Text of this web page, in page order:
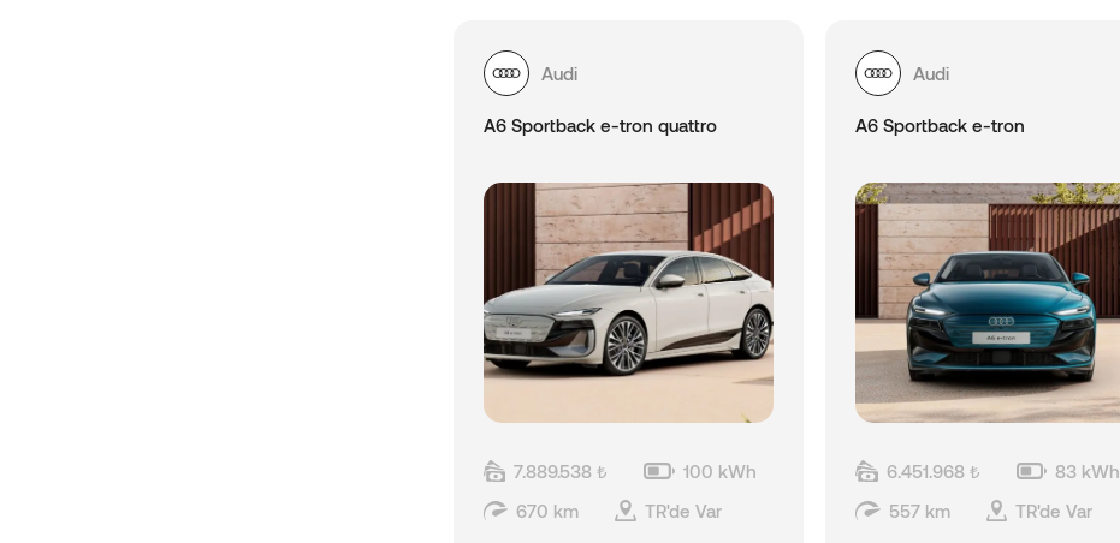
Audi
A6 Sportback e-tron quattro
7.889.538 ₺
100 kWh
670 km
TR'de Var
Audi
A6 Sportback e-tron
6.451.968 ₺
83 kWh
557 km
TR'de Var